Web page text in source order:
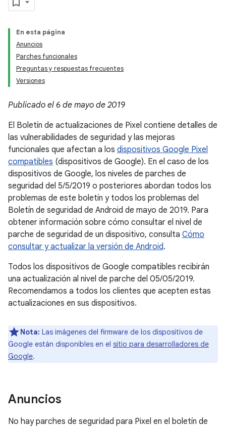
En esta página
Anuncios
Parches funcionales
Preguntas y respuestas frecuentes
Versiones
Publicado el 6 de mayo de 2019
El Boletín de actualizaciones de Pixel contiene detalles de
las vulnerabilidades de seguridad y las mejoras
funcionales que afectan a los dispositivos Google Pixel
compatibles (dispositivos de Google). En el caso de los
dispositivos de Google, los niveles de parches de
seguridad del 5/5/2019 o posteriores abordan todos los
problemas de este boletín y todos los problemas del
Boletín de seguridad de Android de mayo de 2019. Para
obtener información sobre cómo consultar el nivel de
parche de seguridad de un dispositivo, consulta Cómo
consultar y actualizar la versión de Android.
Todos los dispositivos de Google compatibles recibirán
una actualización al nivel de parche del 05/05/2019.
Recomendamos a todos los clientes que acepten estas
actualizaciones en sus dispositivos.
Nota: Las imágenes del firmware de los dispositivos de
Google están disponibles en el sitio para desarrolladores de
Google.
Anuncios
No hay parches de seguridad para Pixel en el boletín de